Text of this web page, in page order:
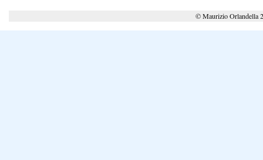
© Maurizio Orlandella